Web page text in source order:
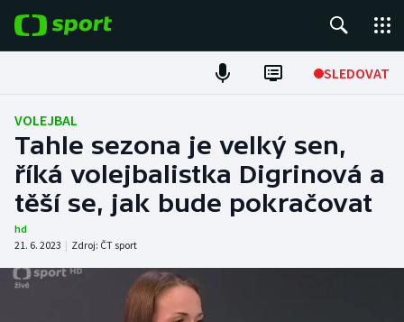
SLEDOVAT
Fotbal
Hokej
Tenis
Atletika
VOLEJBAL
Tahle sezona je velký sen,
říká volejbalistka Digrinová a
těší se, jak bude pokračovat
hd
21. 6. 2023 | Zdroj: ČT sport